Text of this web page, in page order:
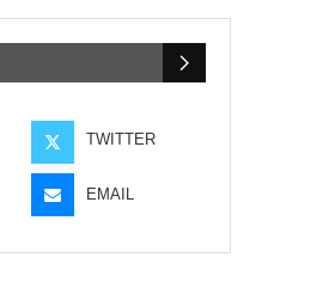
TWITTER
EMAIL